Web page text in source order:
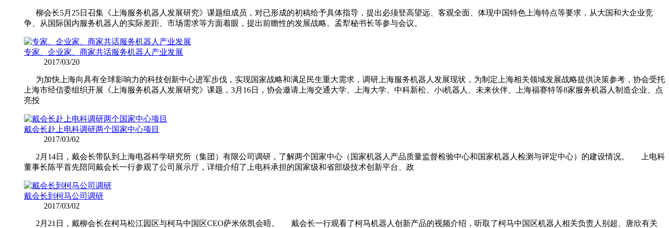
柳会长5月25日召集《上海服务机器人发展研究》课题组成员，对已形成的初稿给予具体指导，提出必须登高望远、客观全面、体现中国特色上海特点等要求，从大国和大企业竞
争、从国际国内服务机器人的实际差距、市场需求等方面着眼，提出前瞻性的发展战略。孟犁秘书长等参与会议。
专家、企业家、商家共话服务机器人产业发展
2017/03/20
为加快上海向具有全球影响力的科技创新中心进军步伐，实现国家战略和满足民生重大需求，调研上海服务机器人发展现状，为制定上海相关领域发展战略提供决策参考，协会受托
上海市经信委组织开展《上海服务机器人发展研究》课题，3月16日，协会邀请上海交通大学、上海大学、中科新松、小i机器人、未来伙伴、上海福赛特等8家服务机器人制造企业、点
亮投
戴会长赴上电科调研两个国家中心项目
2017/03/02
2月14日，戴会长带队到上海电器科学研究所（集团）有限公司调研，了解两个国家中心（国家机器人产品质量监督检验中心和国家机器人检测与评定中心）的建设情况。 上电科
董事长陈平首先陪同戴会长一行参观了公司展示厅，详细介绍了上电科承担的国家级和省部级技术创新平台、政
戴会长到柯马公司调研
2017/03/02
2月21日，戴柳会长在柯马松江园区与柯马中国区CEO萨米依凯会晤。 戴会长一行观看了柯马机器人创新产品的视频介绍，听取了柯马中国区机器人相关负责人别超、唐欣有关